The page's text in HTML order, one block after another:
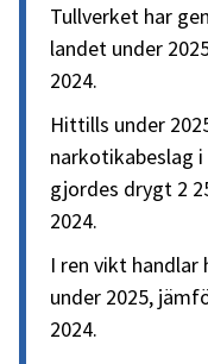
Tullverket har
landet under
2024.
Hittills under
narkotikabeslag
gjordes drygt 2
2024.
I ren vikt
under 2025,
2024.